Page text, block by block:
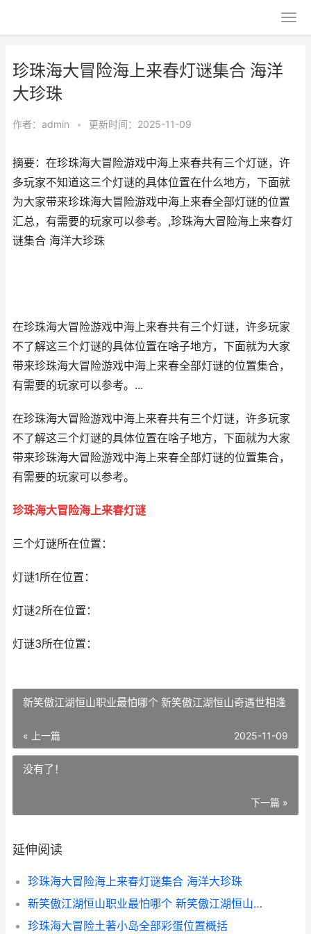
珍珠海大冒险海上来春灯谜集合 海洋
大珍珠
作者： admin • 更新时间：2025-11-09
摘要：在珍珠海大冒险游戏中海上来春共有三个灯谜，许
多玩家不知道这三个灯谜的具体位置在什么地方，下面就
为大家带来珍珠海大冒险游戏中海上来春全部灯谜的位置
汇总，有需要的玩家可以参考。,珍珠海大冒险海上来春灯
谜集合 海洋大珍珠
在珍珠海大冒险游戏中海上来春共有三个灯谜，许多玩家
不了解这三个灯谜的具体位置在啥子地方，下面就为大家
带来珍珠海大冒险游戏中海上来春全部灯谜的位置集合，
有需要的玩家可以参考。...
在珍珠海大冒险游戏中海上来春共有三个灯谜，许多玩家
不了解这三个灯谜的具体位置在啥子地方，下面就为大家
带来珍珠海大冒险游戏中海上来春全部灯谜的位置集合，
有需要的玩家可以参考。
珍珠海大冒险海上来春灯谜
三个灯谜所在位置：
灯谜1所在位置：
灯谜2所在位置：
灯谜3所在位置：
新笑傲江湖恒山职业最怕哪个 新笑傲江湖恒山奇遇世相逢
« 上一篇 2025-11-09
没有了！
下一篇 »
延伸阅读
珍珠海大冒险海上来春灯谜集合 海洋大珍珠
新笑傲江湖恒山职业最怕哪个 新笑傲江湖恒山奇遇世相逢
珍珠海大冒险土著小岛全部彩蛋位置概括